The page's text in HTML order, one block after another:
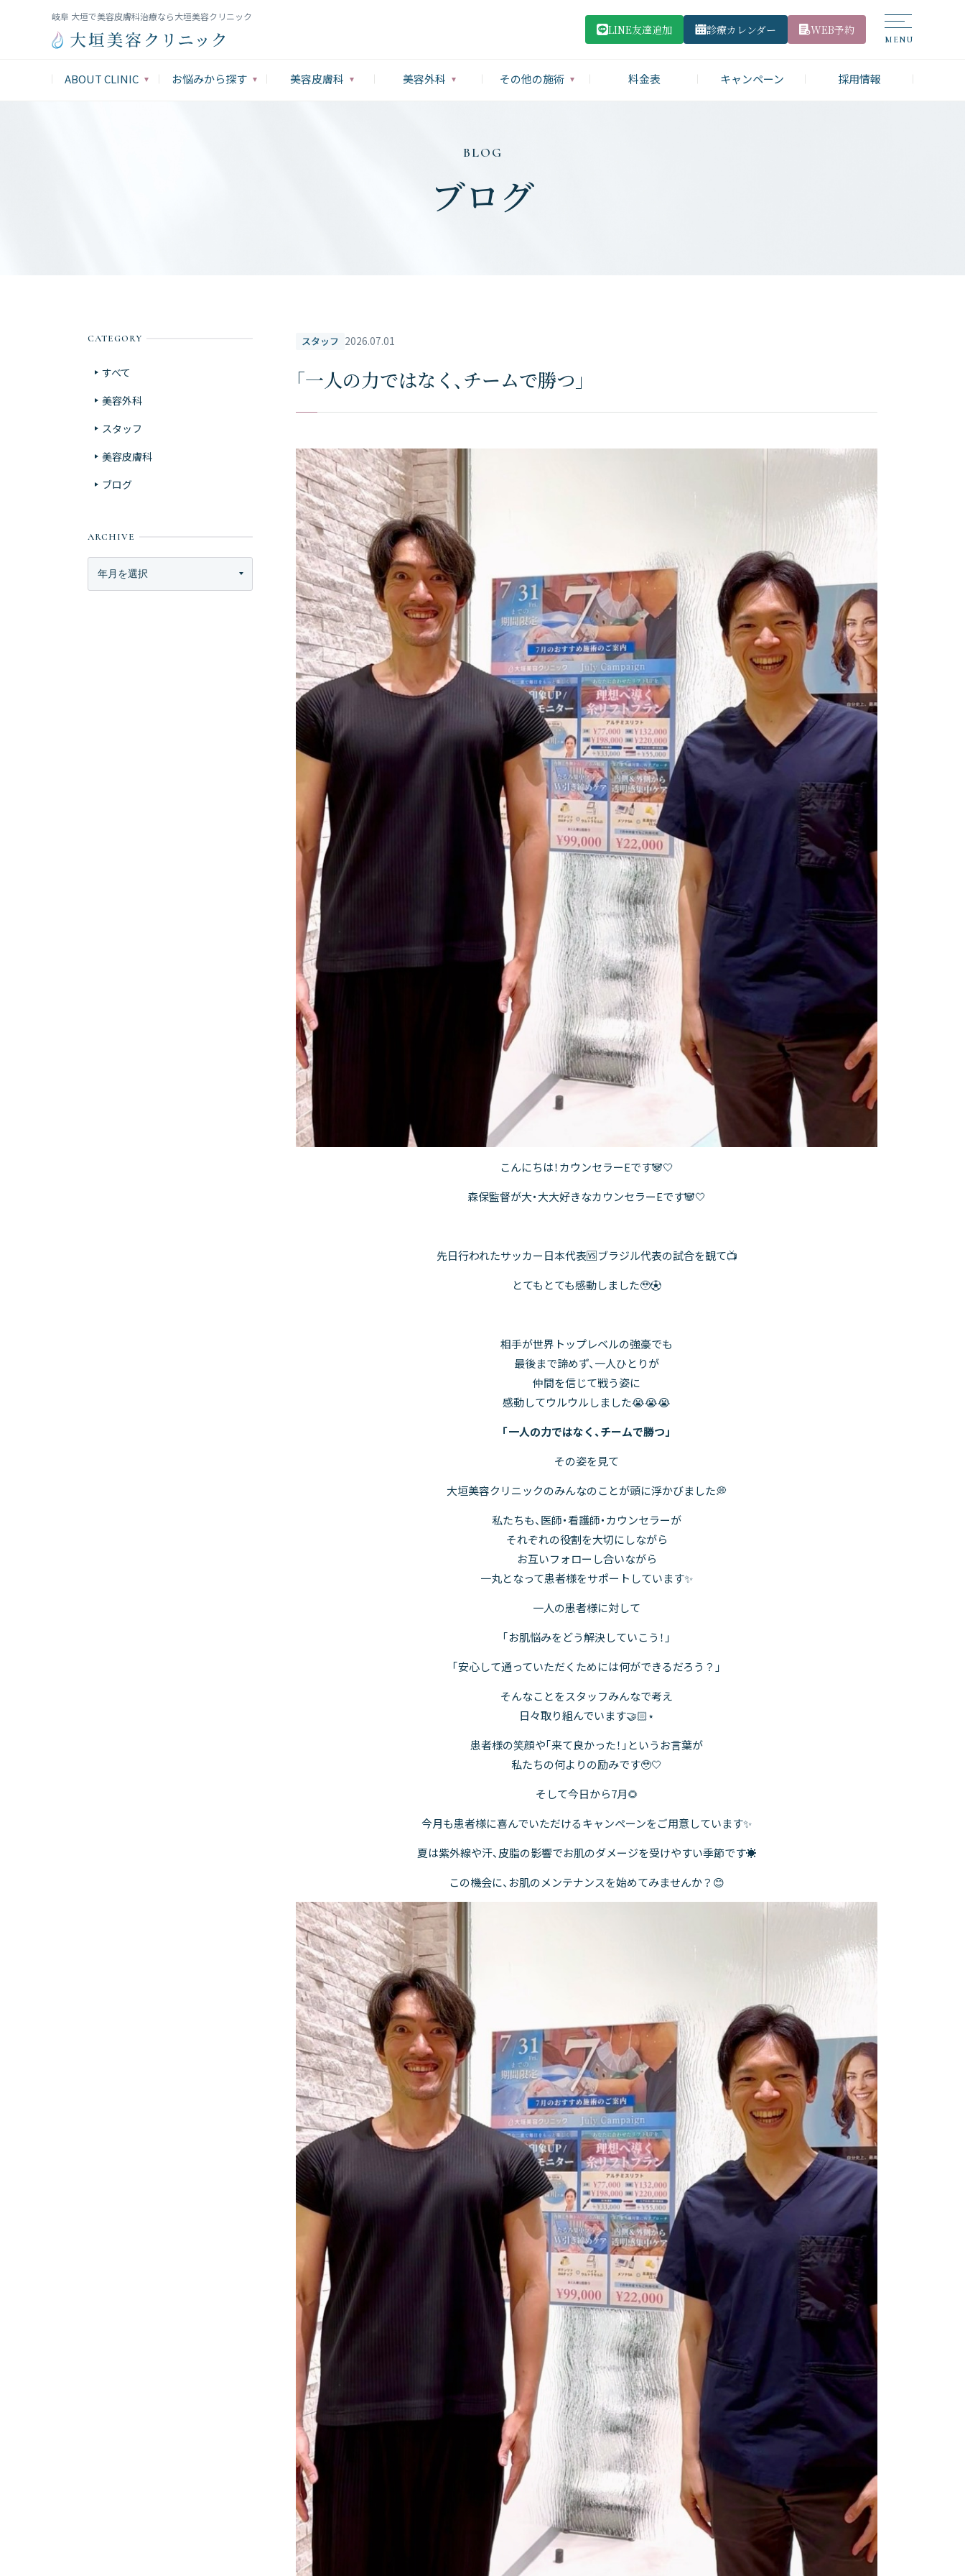
岐阜 大垣で美容皮膚科治療なら大垣美容クリニック
LINE友達追加 診療カレンダー WEB予約
ABOUT CLINIC お悩みから探す 美容皮膚科 美容外科 その他の施術 料金表 キャンペーン 採用情報
BLOG
ブログ
スタッフ 2026.07.01
「一人の力ではなく、チームで勝つ」
こんにちは！カウンセラーEです🐼🤍
森保監督が大・大大好きなカウンセラーEです🐼🤍
先日行われたサッカー日本代表🆚ブラジル代表の試合を観て📺
とてもとても感動しました🥹⚽
相手が世界トップレベルの強豪でも
最後まで諦めず、一人ひとりが
仲間を信じて戦う姿に
感動してウルウルしました😭😭😭
「一人の力ではなく、チームで勝つ」
その姿を見て
大垣美容クリニックのみんなのことが頭に浮かびました💭
私たちも、医師・看護師・カウンセラーが
それぞれの役割を大切にしながら
お互いフォローし合いながら
一丸となって患者様をサポートしています✨
一人の患者様に対して
「お肌悩みをどう解決していこう！」
「安心して通っていただくためには何ができるだろう？」
そんなことをスタッフみんなで考え
日々取り組んでいます🤝🏻⋆
患者様の笑顔や「来て良かった！」というお言葉が
私たちの何よりの励みです🥹🤍
そして今日から7月🌻
今月も患者様に喜んでいただけるキャンペーンをご用意しています✨
夏は紫外線や汗、皮脂の影響でお肌のダメージを受けやすい季節です☀️
この機会に、お肌のメンテナンスを始めてみませんか？😊
CATEGORY
すべて
美容外科
スタッフ
美容皮膚科
ブログ
ARCHIVE